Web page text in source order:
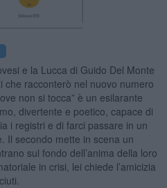
e la Lucca di Guido Del Monte
racconterò nel nuovo numero
non si tocca” è un esilarante
divertente e poetico, capace di
i registri e di farci passare in un
Il secondo mette in scena un
sul fondo dell’anima della loro
in crisi, lei chiede l’amicizia